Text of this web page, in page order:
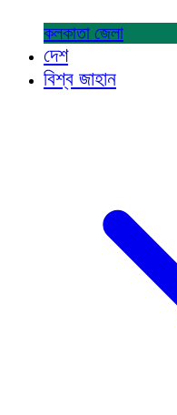
কলকাতা জেলা
দেশ
বিশ্ব জাহান